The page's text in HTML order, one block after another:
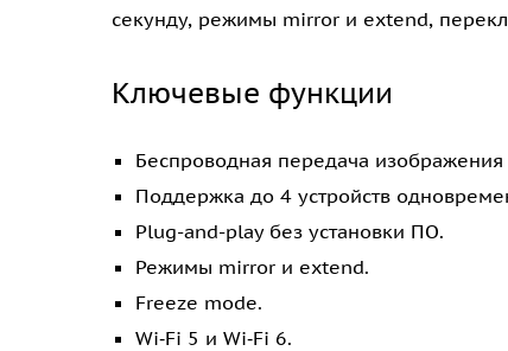
секунду, режимы mirror и extend,
Ключевые функции
Беспроводная передача
Поддержка до 4 устройств
Plug-and-play без установки ПО.
Режимы mirror и extend.
Freeze mode.
Wi‑Fi 5 и Wi‑Fi 6.